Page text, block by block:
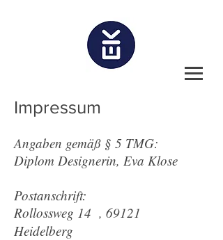
Impressum
Angaben gemäß § 5 TMG:
Diplom Designerin, Eva Klose
Postanschrift:
Rollossweg 14 , 69121
Heidelberg